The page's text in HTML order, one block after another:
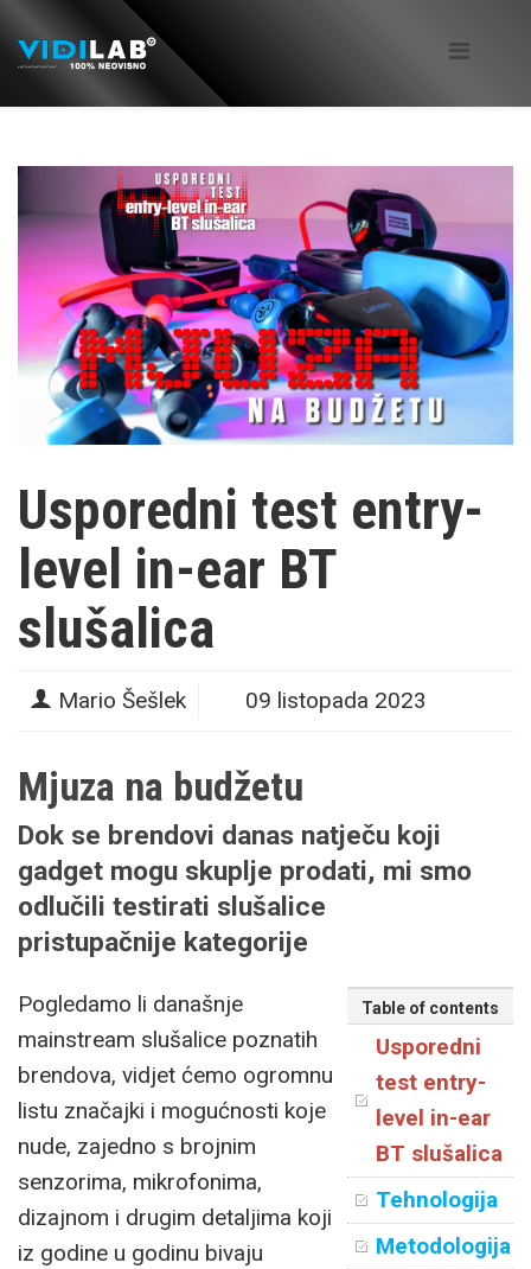
Usporedni test entry-
level in-ear BT
slušalica
Mario Šešlek 09 listopada 2023
Mjuza na budžetu
Dok se brendovi danas natječu koji
gadget mogu skuplje prodati, mi smo
odlučili testirati slušalice
pristupačnije kategorije
Table of contents
Usporedni
test entry-
level in-ear
BT slušalica
Tehnologija
Metodologija
Pogledamo li današnje
mainstream slušalice poznatih
brendova, vidjet ćemo ogromnu
listu značajki i mogućnosti koje
nude, zajedno s brojnim
senzorima, mikrofonima,
dizajnom i drugim detaljima koji
iz godine u godinu bivaju